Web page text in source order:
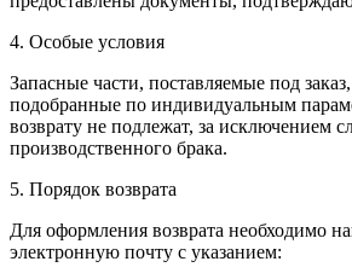
4. Особые условия
Запасные части, поставляемые под
подобранные по индивидуальным
возврату не подлежат, за исключением
производственного брака.
5. Порядок возврата
Для оформления возврата необходимо
электронную почту с указанием: